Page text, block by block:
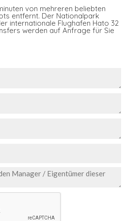
von mehreren beliebten
entfernt. Der Nationalpark
internationale Flughafen Hato 32
werden auf Anfrage für Sie